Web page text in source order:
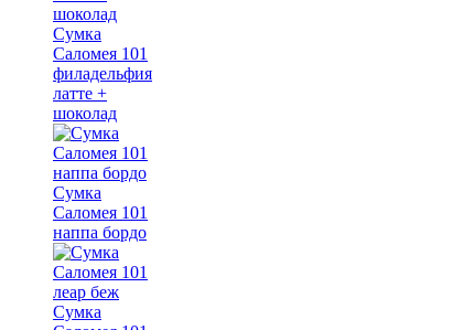
Сумка
Саломея 101
филадельфия
латте +
шоколад
Сумка
Саломея 101
наппа бордо
Сумка